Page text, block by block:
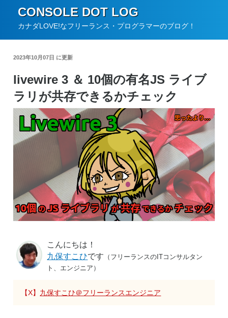
CONSOLE DOT LOG
カナダLOVE!なフリーランス・プログラマーのブログ！
2023年10月07日 に更新
livewire 3 ＆ 10個の有名JS ライブ
ラリが共存できるかチェック
こんにちは！
九保すこひです （フリーランスのITコンサルタン
ト、エンジニア）
【X】 九保すこひ＠フリーランスエンジニア